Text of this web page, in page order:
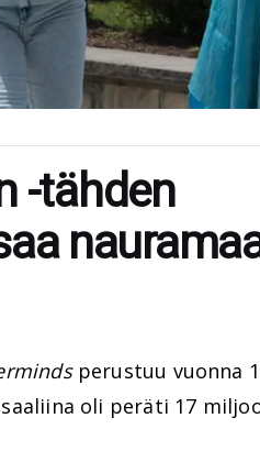
-tähden
perustuu vuonna
oli peräti 17